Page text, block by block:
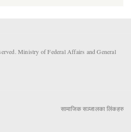
Ministry of Federal Affairs and General
सामाजिक सञ्जालका लिंकहरु